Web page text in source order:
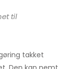
til
takket